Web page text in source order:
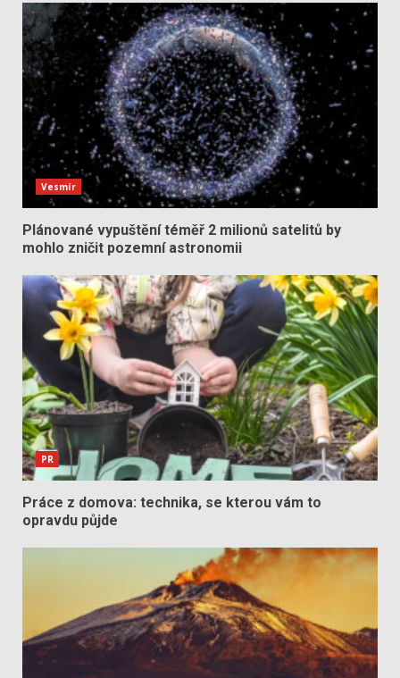
Vesmír
Plánované vypuštění téměř 2 milionů satelitů by
mohlo zničit pozemní astronomii
PR
Práce z domova: technika, se kterou vám to
opravdu půjde